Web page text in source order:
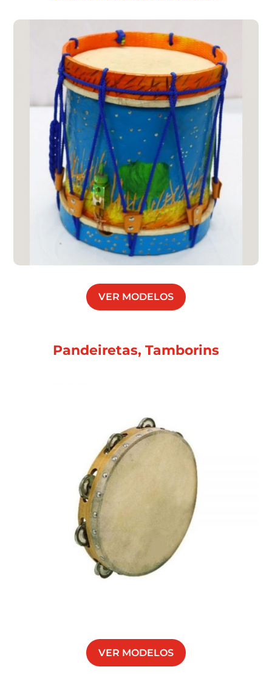
VER MODELOS
Pandeiretas, Tamborins
VER MODELOS